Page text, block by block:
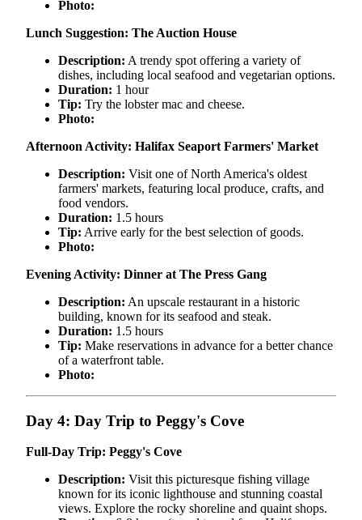
Photo:
Lunch Suggestion: The Auction House
Description: A trendy spot offering a variety of
dishes, including local seafood and vegetarian options.
Duration: 1 hour
Tip: Try the lobster mac and cheese.
Photo:
Afternoon Activity: Halifax Seaport Farmers' Market
Description: Visit one of North America's oldest
farmers' markets, featuring local produce, crafts, and
food vendors.
Duration: 1.5 hours
Tip: Arrive early for the best selection of goods.
Photo:
Evening Activity: Dinner at The Press Gang
Description: An upscale restaurant in a historic
building, known for its seafood and steak.
Duration: 1.5 hours
Tip: Make reservations in advance for a better chance
of a waterfront table.
Photo:
Day 4: Day Trip to Peggy's Cove
Full-Day Trip: Peggy's Cove
Description: Visit this picturesque fishing village
known for its iconic lighthouse and stunning coastal
views. Explore the rocky shoreline and quaint shops.